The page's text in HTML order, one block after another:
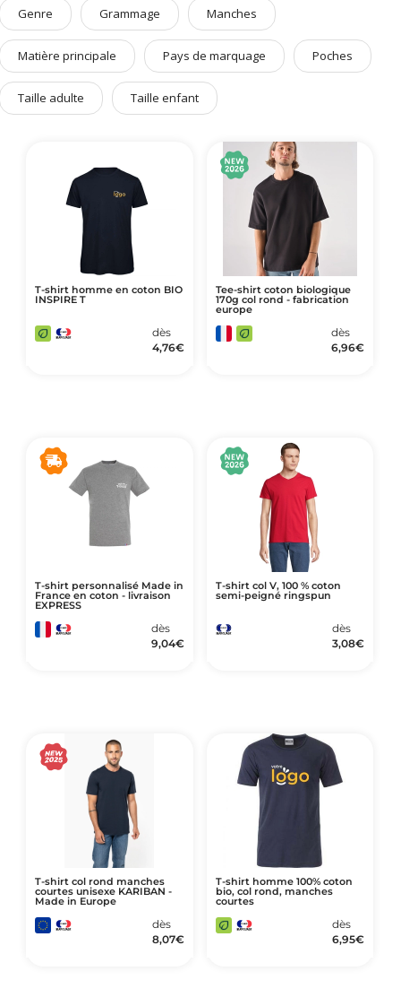
Art de Vivre à la Française
Plantes et Graines
Bien être & Sécurité
Sports, loisirs & jouets
Packaging sur-mesure
Temps Forts de l'Année
Evénement Entreprise
Genre Grammage Manches
Matière principale Pays de marquage Poches
Taille adulte Taille enfant
T-shirt homme en coton BIO
INSPIRE T
dès
4,76€
Tee-shirt coton biologique
170g col rond - fabrication
europe
dès
6,96€
T-shirt personnalisé Made in
France en coton - livraison
EXPRESS
dès
9,04€
T-shirt col V, 100 % coton
semi-peigné ringspun
dès
3,08€
T-shirt col rond manches
courtes unisexe KARIBAN -
Made in Europe
dès
8,07€
T-shirt homme 100% coton
bio, col rond, manches
courtes
dès
6,95€